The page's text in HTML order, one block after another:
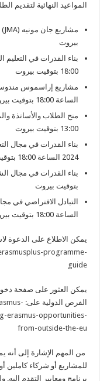
المواعيد النهائية لتقديم
بيروت
18:00 بتوقيت بيروت
الساعة 18:00 بتوقيت بيروت
13:00 بتوقيت بيروت
2024 الساعة 18:00 بتوقيت بيروت
بتوقيت بيروت
الساعة 18:00 بتوقيت بيروت
يمكن الاطلاع على الدعوة
programme-
guide
الفرص الدولية على:
erasmus-opportunities-
from-outside-the-eu
من المهم الإشارة إلى أنه
للمشاريع أو شركاء
برنامج ومعايير التقدم